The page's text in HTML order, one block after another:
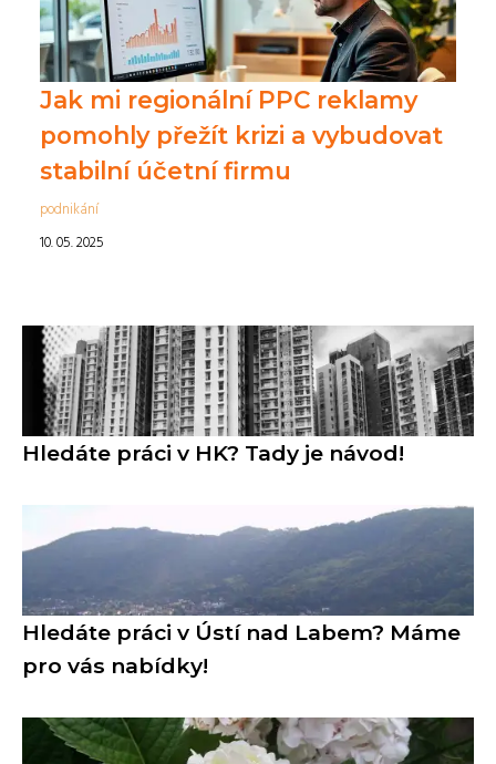
Jak mi regionální PPC reklamy
pomohly přežít krizi a vybudovat
stabilní účetní firmu
podnikání
10. 05. 2025
Hledáte práci v HK? Tady je návod!
Hledáte práci v Ústí nad Labem? Máme
pro vás nabídky!